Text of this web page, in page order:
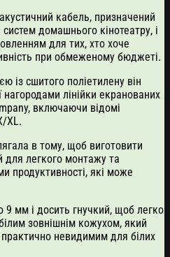
кабель, призначений
домашнього кінотеатру, і
для тих, хто хоче
при обмеженому бюджеті.
із сшитого поліетилену він
лінійки екранованих
включаючи відомі
XL.
в тому, щоб виготовити
для легкого монтажу та
продуктивності, які може
9 мм і досить гнучкий, щоб легко
зовнішнім кожухом, який
невидимим для білих